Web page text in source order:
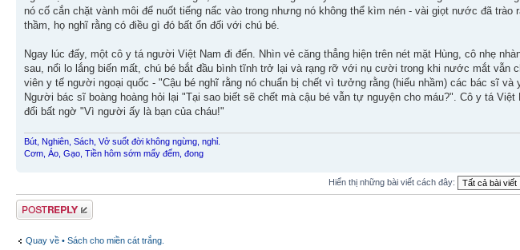
nó cố cắn chặt vành môi để nuốt tiếng nấc vào trong nhưng nó không thể kìm nén - vài giọt nước đã trào
thầm, họ nghĩ rằng có điều gì đó bất ổn đối với chú bé.
Ngay lúc đấy, một cô y tá người Việt Nam đi đến. Nhìn vẻ căng thẳng hiện trên nét mặt Hùng, cô nhẹ
sau, nổi lo lắng biến mất, chú bé bắt đầu bình tĩnh trở lại và rạng rỡ với nụ cười trong khi nước mắt vẫn
viên y tế người ngoại quốc - "Cậu bé nghĩ rằng nó chuẩn bị chết vì tưởng rằng (hiểu nhầm) các bác sĩ và
Người bác sĩ boàng hoàng hỏi lại "Tại sao biết sẽ chết mà cậu bé vẫn tự nguyện cho máu?". Cô y tá
đổi bất ngờ "Vì người ấy là bạn của cháu!"
Bút, Nghiên, Sách, Vở suốt đời không ngừng, nghỉ.
Cơm, Áo, Gạo, Tiền hôm sớm mấy đếm, đong
Hiển thị những bài viết cách đây:
Gửi bài trả lời
Quay về • Sách cho miền cát trắng.